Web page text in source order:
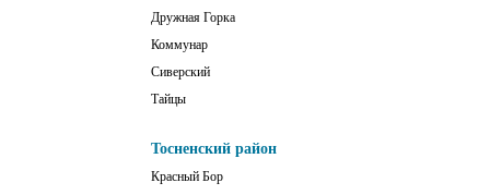
Дружная Горка
Коммунар
Сиверский
Тайцы
Тосненский район
Красный Бор